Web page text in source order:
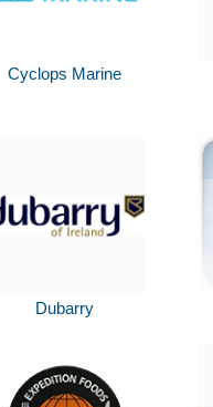
Cyclops Marine
Dubarry